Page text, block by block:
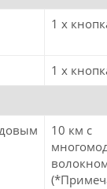
1 x
1 x
10 км с